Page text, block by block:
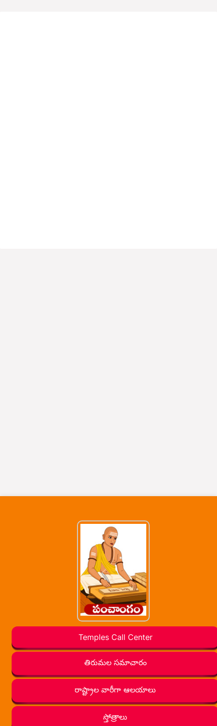
Temples Call Center
తిరుమల సమాచారం
రాష్ట్రాల వారీగా ఆలయాలు
స్తోత్రాలు